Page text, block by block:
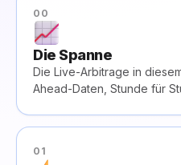
00
Die Spanne
Die Live-Arbitrage in
Ahead-Daten, Stunde für
01